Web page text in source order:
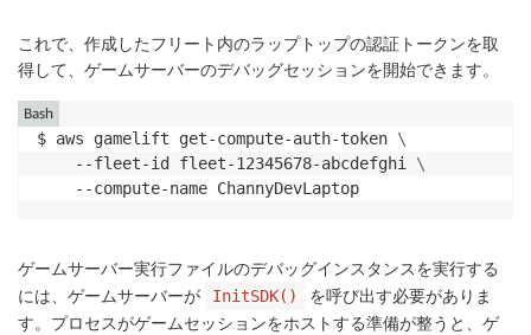
これで、作成したフリート内のラップトップの認証トークンを取
得して、ゲームサーバーのデバッグセッションを開始できます。
$ aws gamelift get-compute-auth-token \
    --fleet-id fleet-12345678-abcdefghi
\
    --compute-name ChannyDevLaptop
Bash
ゲームサーバー実行ファイルのデバッグインスタンスを実行する
には、ゲームサーバーが
InitSDK()
を呼び出す必要がありま
す。プロセスがゲームセッションをホストする準備が整うと、ゲ